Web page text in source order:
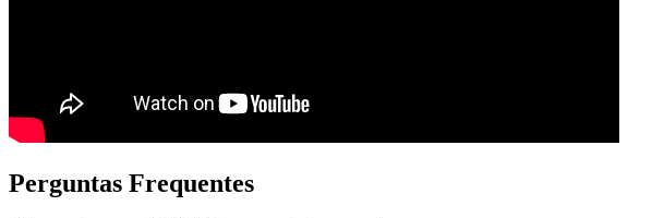
Perguntas Frequentes